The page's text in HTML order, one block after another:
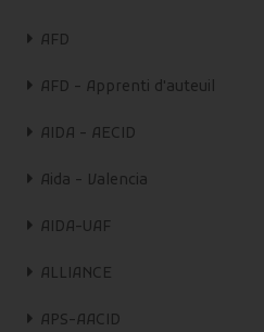
AFD
AFD - Apprenti d'auteuil
AIDA - AECID
Aida - Valencia
AIDA-UAF
ALLIANCE
APS-AACID